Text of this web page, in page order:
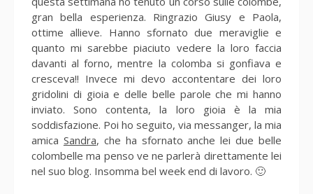
gran bella esperienza. Ringrazio Giusy e Paola,
ottime allieve. Hanno sfornato due meraviglie e
quanto mi sarebbe piaciuto vedere la loro faccia
davanti al forno, mentre la colomba si gonfiava e
cresceva!! Invece mi devo accontentare dei loro
gridolini di gioia e delle belle parole che mi hanno
inviato. Sono contenta, la loro gioia è la mia
soddisfazione. Poi ho seguito, via messanger, la mia
amica Sandra, che ha sfornato anche lei due belle
colombelle ma penso ve ne parlerà direttamente lei
nel suo blog. Insomma bel week end di lavoro. 🙂